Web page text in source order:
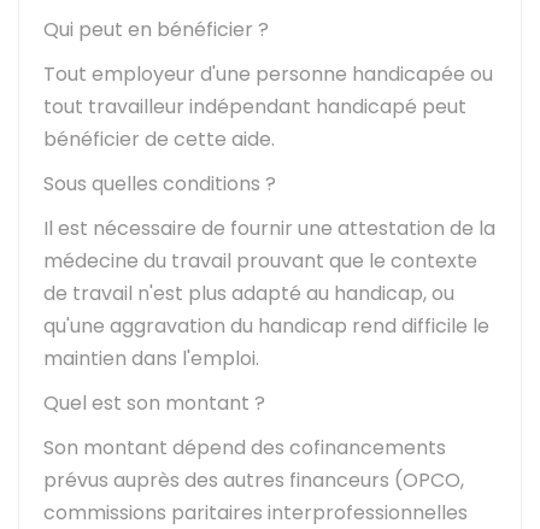
Qui peut en bénéficier ?
Tout employeur d'une personne handicapée ou
tout travailleur indépendant handicapé peut
bénéficier de cette aide.
Sous quelles conditions ?
Il est nécessaire de fournir une attestation de la
médecine du travail prouvant que le contexte
de travail n'est plus adapté au handicap, ou
qu'une aggravation du handicap rend difficile le
maintien dans l'emploi.
Quel est son montant ?
Son montant dépend des cofinancements
prévus auprès des autres financeurs (OPCO,
commissions paritaires interprofessionnelles